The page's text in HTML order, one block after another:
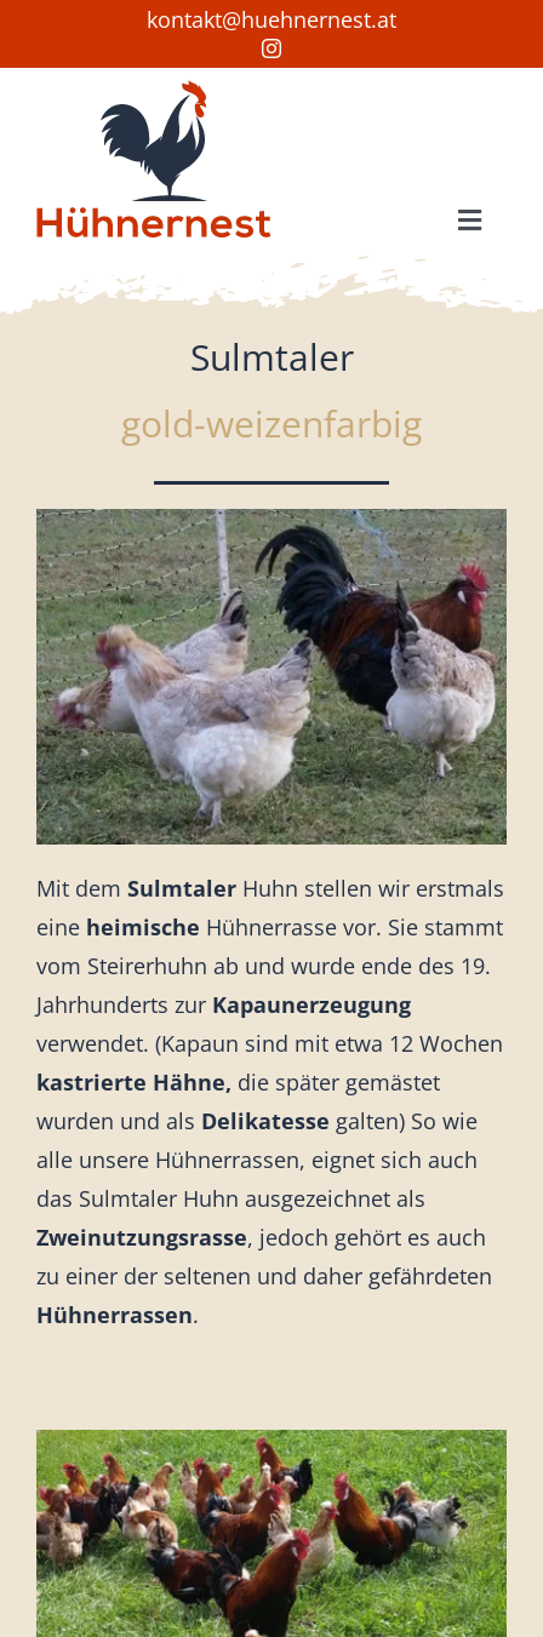
kontakt@huehnernest.at
Toggle
Startseite
Wissenswertes
Sonstiges
Sulmtaler
gold-weizenfarbig
Mit dem SulmtalerHuhn stellen wir erstmals
eine heimische Hühnerrasse vor. Sie stammt
vom Steirerhuhn ab und wurde ende des 19.
Jahrhunderts zur Kapaunerzeugung
verwendet. (Kapaun sind mit etwa 12 Wochen
kastrierte Hähne, die später gemästet
wurden und als Delikatesse galten) So wie
alle unsere Hühnerrassen, eignet sich auch
das Sulmtaler Huhn ausgezeichnet als
Zweinutzungsrasse, jedoch gehört es auch
zu einer der seltenen und daher gefährdeten
Hühnerrassen.